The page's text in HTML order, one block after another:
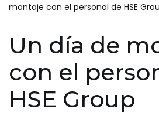
montaje con el personal de HSE
Un día de
con el
HSE Group